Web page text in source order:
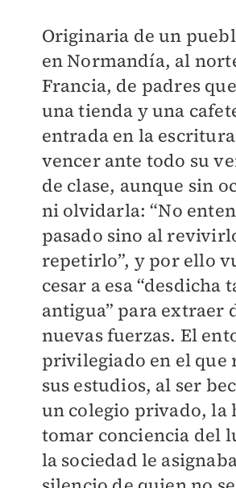
Originaria de un
en Normandía, al
Francia, de padres
una tienda y una
entrada en la
vencer ante todo su
de clase, aunque sin
ni olvidarla: “No
pasado sino al
repetirlo”, y por ello
cesar a esa “desdicha
antigua” para extraer
nuevas fuerzas. El
privilegiado en el que
sus estudios, al ser
un colegio privado, la
tomar conciencia del
la sociedad le